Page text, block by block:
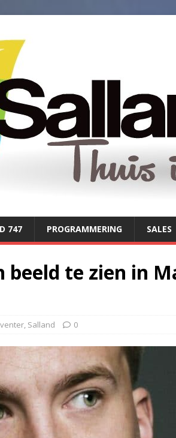
747 PROGRAMMERING SALES
beeld te zien in
, Salland 0